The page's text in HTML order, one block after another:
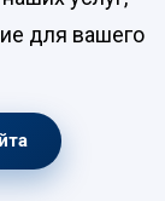
для вашего